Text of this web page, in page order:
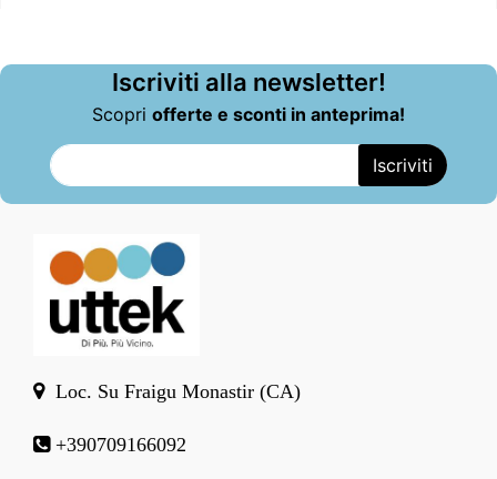
Iscriviti alla newsletter!
Scopri offerte e sconti in anteprima!
Loc. Su Fraigu Monastir (CA)
+390709166092